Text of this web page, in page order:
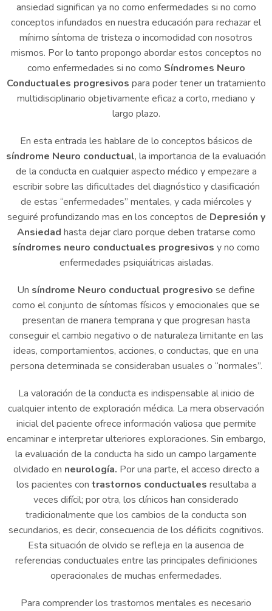
ansiedad significan ya no como enfermedades si no como
conceptos infundados en nuestra educación para rechazar el
mínimo síntoma de tristeza o incomodidad con nosotros
mismos. Por lo tanto propongo abordar estos conceptos no
como enfermedades si no como Síndromes Neuro
Conductuales progresivos para poder tener un tratamiento
multidisciplinario objetivamente eficaz a corto, mediano y
largo plazo.
En esta entrada les hablare de lo conceptos básicos de
síndrome Neuro conductual, la importancia de la evaluación
de la conducta en cualquier aspecto médico y empezare a
escribir sobre las dificultades del diagnóstico y clasificación
de estas “enfermedades” mentales, y cada miércoles y
seguiré profundizando mas en los conceptos de Depresión y
Ansiedad hasta dejar claro porque deben tratarse como
síndromes neuro conductuales progresivos y no como
enfermedades psiquiátricas aisladas.
Un síndrome Neuro conductual progresivo se define
como el conjunto de síntomas físicos y emocionales que se
presentan de manera temprana y que progresan hasta
conseguir el cambio negativo o de naturaleza limitante en las
ideas, comportamientos, acciones, o conductas, que en una
persona determinada se consideraban usuales o “normales”.
La valoración de la conducta es indispensable al inicio de
cualquier intento de exploración médica. La mera observación
inicial del paciente ofrece información valiosa que permite
encaminar e interpretar ulteriores exploraciones. Sin embargo,
la evaluación de la conducta ha sido un campo largamente
olvidado en neurología. Por una parte, el acceso directo a
los pacientes con trastornos conductuales resultaba a
veces difícil; por otra, los clínicos han considerado
tradicionalmente que los cambios de la conducta son
secundarios, es decir, consecuencia de los déficits cognitivos.
Esta situación de olvido se refleja en la ausencia de
referencias conductuales entre las principales definiciones
operacionales de muchas enfermedades.
Para comprender los trastornos mentales es necesario